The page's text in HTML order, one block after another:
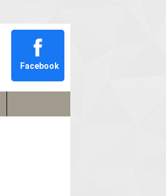
Facebook